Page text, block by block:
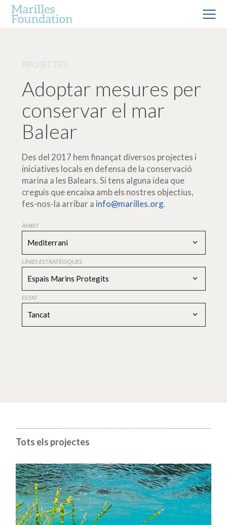
Adoptar mesures per
conservar el mar
Balear
Des del 2017 hem finançat diversos projectes i
iniciatives locals en defensa de la conservació
marina a les Balears. Si tens alguna idea que
creguis que encaixa amb els nostres objectius,
fes-nos-la arribar a info@marilles.org.
ÀMBIT
Mediterrani
LÍNIES ESTRATÈGIQUES
Espais Marins Protegits
ESTAT
Tancat
Tots els projectes